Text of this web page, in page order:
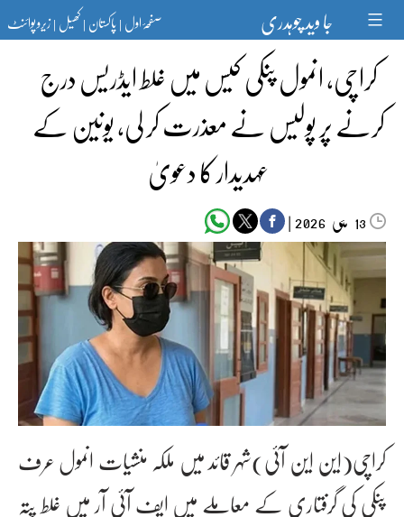
content جا وید چوہدری صفحۂ اول|پاکستان|کھیل|زیرو پوائنٹ
کراچی، انمول پنکی کیس میں غلط ایڈریس درج
کرنے پر پولیس نے معذرت کر لی، یونین کے
عہدیدار کا دعویٰ
13 مئی‬‮ |
کراچی(این این آئی)شہر قائد میں ملکہ منشیات انمول عرف
پنکی کی گرفتاری کے معاملے میں ایف آئی آر میں غلط پتہ